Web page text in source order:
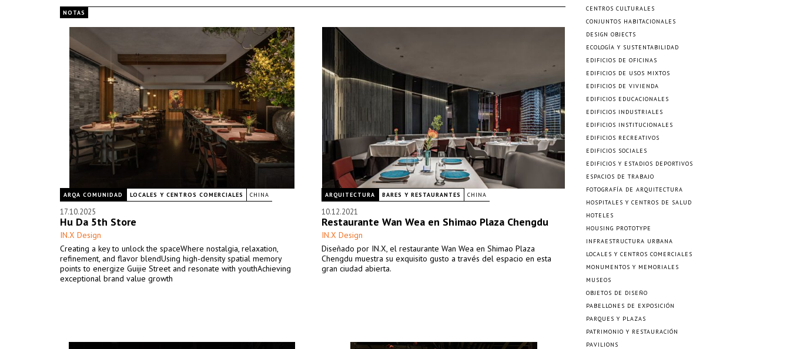
NOTAS
ARQA COMUNIDAD LOCALES Y CENTROS COMERCIALES CHINA
17.10.2025
Hu Da 5th Store
IN.X Design
Creating a key to unlock the spaceWhere nostalgia, relaxation,
refinement, and flavor blendUsing high-density spatial memory
points to energize Guijie Street and resonate with youthAchieving
exceptional brand value growth
ARQUITECTURA BARES Y RESTAURANTES CHINA
10.12.2021
Restaurante Wan Wea en Shimao Plaza Chengdu
IN.X Design
Diseñado por IN.X, el restaurante Wan Wea en Shimao Plaza
Chengdu muestra su exquisito gusto a través del espacio en esta
gran ciudad abierta.
CENTROS CULTURALES
CONJUNTOS HABITACIONALES
DESIGN OBJECTS
ECOLOGÍA Y SUSTENTABILIDAD
EDIFICIOS DE OFICINAS
EDIFICIOS DE USOS MIXTOS
EDIFICIOS DE VIVIENDA
EDIFICIOS EDUCACIONALES
EDIFICIOS INDUSTRIALES
EDIFICIOS INSTITUCIONALES
EDIFICIOS RECREATIVOS
EDIFICIOS SOCIALES
EDIFICIOS Y ESTADIOS DEPORTIVOS
ESPACIOS DE TRABAJO
FOTOGRAFÍA DE ARQUITECTURA
HOSPITALES Y CENTROS DE SALUD
HOTELES
HOUSING PROTOTYPE
INFRAESTRUCTURA URBANA
LOCALES Y CENTROS COMERCIALES
MONUMENTOS Y MEMORIALES
MUSEOS
OBJETOS DE DISEÑO
PABELLONES DE EXPOSICIÓN
PARQUES Y PLAZAS
PATRIMONIO Y RESTAURACIÓN
PAVILIONS